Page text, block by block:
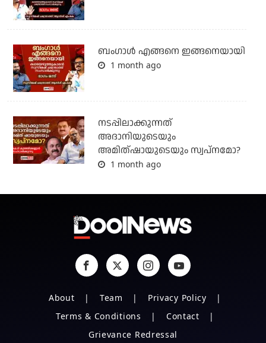
ബം​ഗാൾ എങ്ങനെ ഇങ്ങനെയായി
1 month ago
നടപ്പിലാക്കുന്നത്
അദാനിയുടെയും
അമിത്ഷായുടെയും സ്വപ്നമോ?
1 month ago
About Team
Privacy Policy
Terms & Conditions
Contact
Grievance Redressal